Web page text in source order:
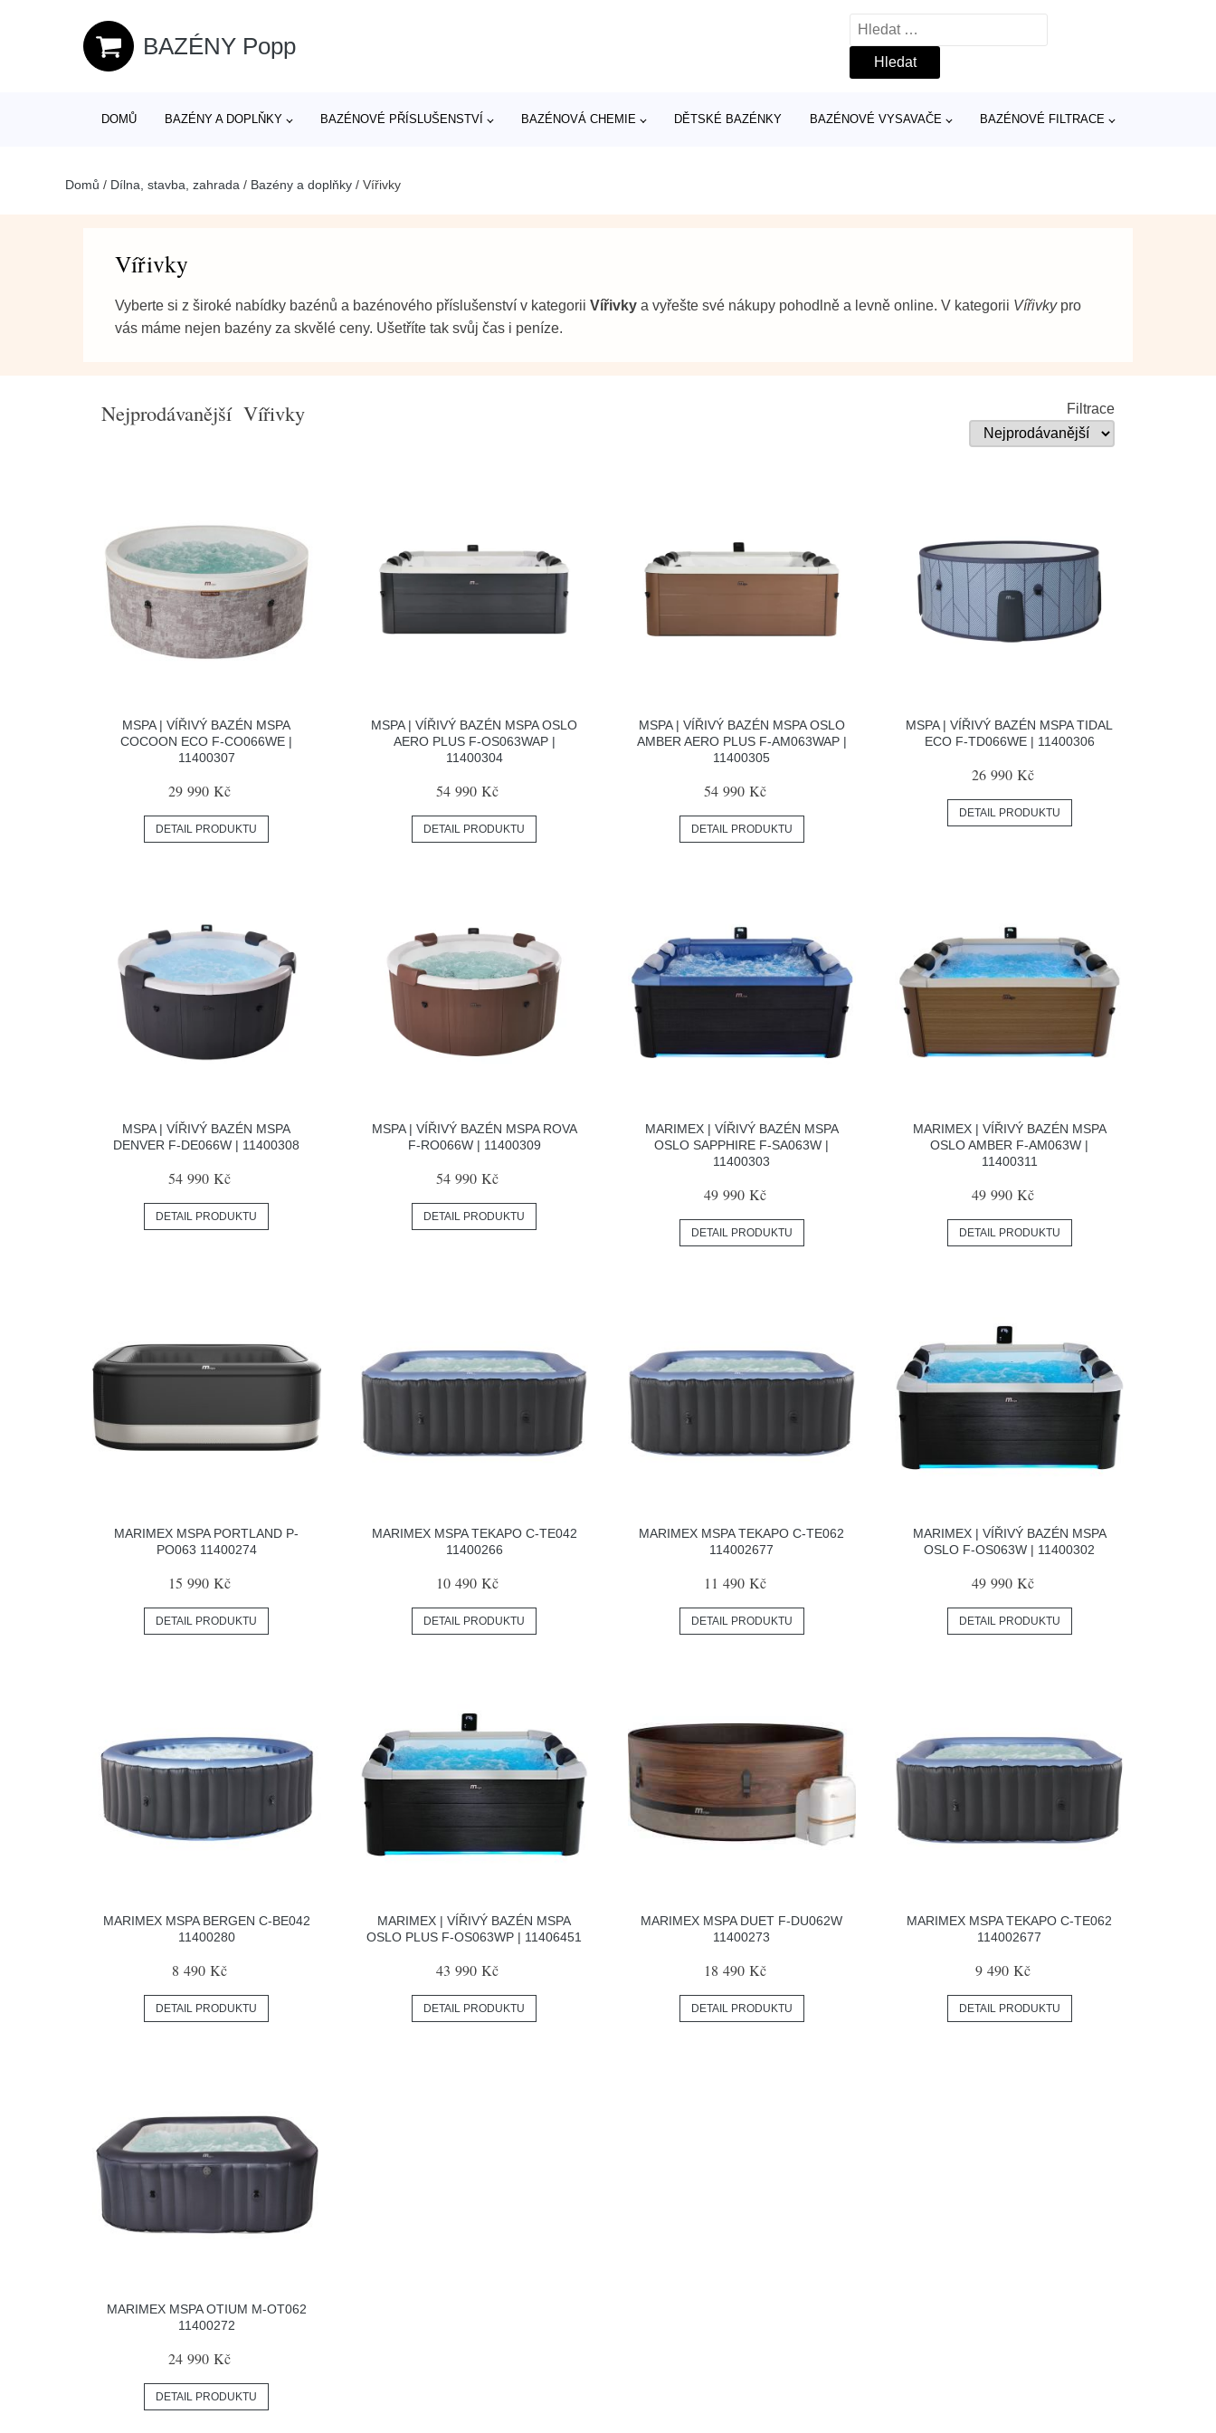
BAZÉNY Popp
Vyhledávání
DOMŮ BAZÉNY A DOPLŇKY BAZÉNOVÉ PŘÍSLUŠENSTVÍ BAZÉNOVÁ CHEMIE DĚTSKÉ BAZÉNKY BAZÉNOVÉ VYSAVAČE BAZÉNOVÉ FILTRACE
Domů / Dílna, stavba, zahrada / Bazény a doplňky / Vířivky
Vířivky
Vyberte si z široké nabídky bazénů a bazénového příslušenství v kategorii Vířivky a vyřešte své nákupy pohodlně a levně online. V kategorii Vířivkypro
vás máme nejen bazény za skvělé ceny. Ušetříte tak svůj čas i peníze.
Nejprodávanější Vířivky Filtrace
MSPA | VÍŘIVÝ BAZÉN MSPA
COCOON ECO F-CO066WE |
11400307
29 990 Kč
DETAIL PRODUKTU
MSPA | VÍŘIVÝ BAZÉN MSPA OSLO
AERO PLUS F-OS063WAP |
11400304
54 990 Kč
DETAIL PRODUKTU
MSPA | VÍŘIVÝ BAZÉN MSPA OSLO
AMBER AERO PLUS F-AM063WAP |
11400305
54 990 Kč
DETAIL PRODUKTU
MSPA | VÍŘIVÝ BAZÉN MSPA TIDAL
ECO F-TD066WE | 11400306
26 990 Kč
DETAIL PRODUKTU
MSPA | VÍŘIVÝ BAZÉN MSPA
DENVER F-DE066W | 11400308
54 990 Kč
DETAIL PRODUKTU
MSPA | VÍŘIVÝ BAZÉN MSPA ROVA
F-RO066W | 11400309
54 990 Kč
DETAIL PRODUKTU
MARIMEX | VÍŘIVÝ BAZÉN MSPA
OSLO SAPPHIRE F-SA063W |
11400303
49 990 Kč
DETAIL PRODUKTU
MARIMEX | VÍŘIVÝ BAZÉN MSPA
OSLO AMBER F-AM063W |
11400311
49 990 Kč
DETAIL PRODUKTU
MARIMEX MSPA PORTLAND P-
PO063 11400274
15 990 Kč
DETAIL PRODUKTU
MARIMEX MSPA TEKAPO C-TE042
11400266
10 490 Kč
DETAIL PRODUKTU
MARIMEX MSPA TEKAPO C-TE062
114002677
11 490 Kč
DETAIL PRODUKTU
MARIMEX | VÍŘIVÝ BAZÉN MSPA
OSLO F-OS063W | 11400302
49 990 Kč
DETAIL PRODUKTU
MARIMEX MSPA BERGEN C-BE042
11400280
8 490 Kč
DETAIL PRODUKTU
MARIMEX | VÍŘIVÝ BAZÉN MSPA
OSLO PLUS F-OS063WP | 11406451
43 990 Kč
DETAIL PRODUKTU
MARIMEX MSPA DUET F-DU062W
11400273
18 490 Kč
DETAIL PRODUKTU
MARIMEX MSPA TEKAPO C-TE062
114002677
9 490 Kč
DETAIL PRODUKTU
MARIMEX MSPA OTIUM M-OT062
11400272
24 990 Kč
DETAIL PRODUKTU